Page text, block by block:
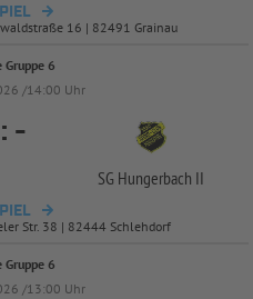
16 | 82491 Grainau
Gruppe 6
/14:00 Uhr
: -
SG Hungerbach II
Str. 38 | 82444 Schlehdorf
Gruppe 6
/13:00 Uhr